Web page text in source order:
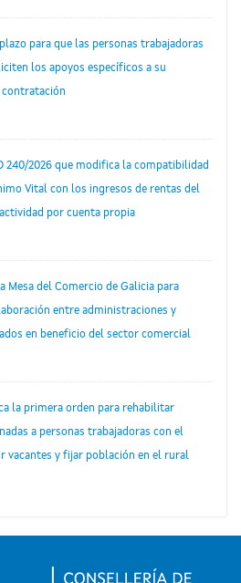
para que las personas trabajadoras
los apoyos específicos a su
contratación
240/2026 que modifica la compatibilidad
Vital con los ingresos de rentas del
por cuenta propia
Mesa del Comercio de Galicia para
entre administraciones y
en beneficio del sector comercial
la primera orden para rehabilitar
a personas trabajadoras con el
vacantes y fijar población en el rural